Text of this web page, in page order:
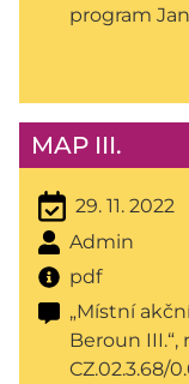
program
MAP III.
29. 11. 2022
Admin
pdf
„Místní
Beroun III.“,
CZ.02.3.68/